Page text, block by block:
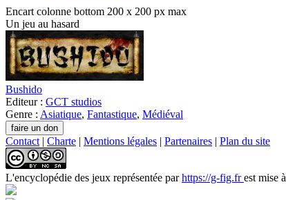
Encart colonne bottom 200 x 200 px max
Un jeu au hasard
Bushido
Editeur : GCT studios
Genre : Asiatique, Fantastique, Médiéval
Contact | Charte | Mentions légales | Partenaires | Plan du site
L'encyclopédie des jeux représentée parhttps://g-fig.frest mise